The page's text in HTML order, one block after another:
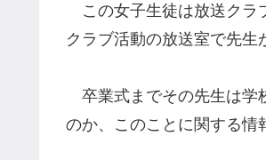
この女子生徒は放送クラ
クラブ活動の放送室で先生
卒業式までその先生は学
のか、 このことに関する情